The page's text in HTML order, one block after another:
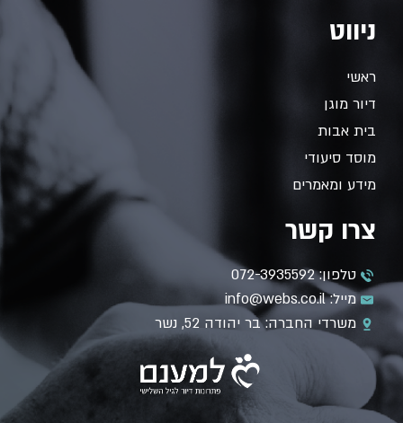
ניווט
ראשי
דיור מוגן
בית אבות
מוסד סיעודי
מידע ומאמרים
צרו קשר
טלפון: 072-3935592
מייל: info@webs.co.il
משרדי החברה: בר יהודה 52, נשר